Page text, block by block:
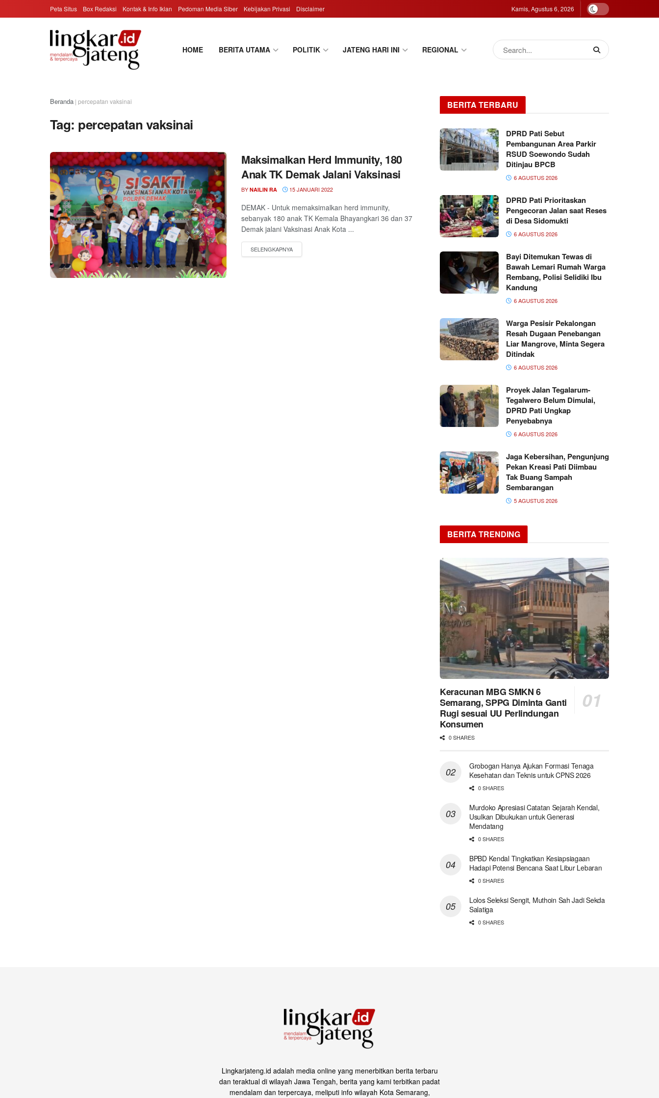
Peta Situs Box Redaksi Kontak & Info Iklan Pedoman Media Siber Kebijakan Privasi Disclaimer Kamis, Agustus 6, 2026
HOME BERITA UTAMA POLITIK JATENG HARI INI REGIONAL
Beranda | percepatan vaksinai
Tag: percepatan vaksinai
Maksimalkan Herd Immunity, 180
Anak TK Demak Jalani Vaksinasi
BY NAILIN RA 15 JANUARI 2022
DEMAK - Untuk memaksimalkan herd immunity,
sebanyak 180 anak TK Kemala Bhayangkari 36 dan 37
Demak jalani Vaksinasi Anak Kota ...
BERITA TERBARU
DPRD Pati Sebut
Pembangunan Area Parkir
RSUD Soewondo Sudah
Ditinjau BPCB
6 AGUSTUS 2026
DPRD Pati Prioritaskan
Pengecoran Jalan saat Reses
di Desa Sidomukti
6 AGUSTUS 2026
Bayi Ditemukan Tewas di
Bawah Lemari Rumah Warga
Rembang, Polisi Selidiki Ibu
Kandung
6 AGUSTUS 2026
Warga Pesisir Pekalongan
Resah Dugaan Penebangan
Liar Mangrove, Minta Segera
Ditindak
6 AGUSTUS 2026
Proyek Jalan Tegalarum-
Tegalwero Belum Dimulai,
DPRD Pati Ungkap
Penyebabnya
6 AGUSTUS 2026
Jaga Kebersihan, Pengunjung
Pekan Kreasi Pati Diimbau
Tak Buang Sampah
Sembarangan
5 AGUSTUS 2026
BERITA TRENDING
Keracunan MBG SMKN 6
Semarang, SPPG Diminta Ganti
Rugi sesuai UU Perlindungan
Konsumen
0 SHARES
Grobogan Hanya Ajukan Formasi Tenaga
Kesehatan dan Teknis untuk CPNS 2026
0 SHARES
Murdoko Apresiasi Catatan Sejarah Kendal,
Usulkan Dibukukan untuk Generasi
Mendatang
0 SHARES
BPBD Kendal Tingkatkan Kesiapsiagaan
Hadapi Potensi Bencana Saat Libur Lebaran
0 SHARES
Lolos Seleksi Sengit, Muthoin Sah Jadi Sekda
Salatiga
0 SHARES
Lingkarjateng.id adalah media online yang menerbitkan berita terbaru
dan teraktual di wilayah Jawa Tengah, berita yang kami terbitkan padat
mendalam dan terpercaya, meliputi info wilayah Kota Semarang,